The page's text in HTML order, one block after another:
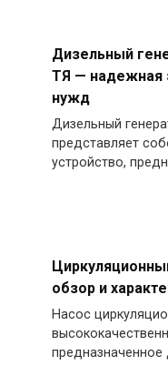
Дизельный
ТЯ — надежная
нужд
Дизельный
представляет
устройство,
обзор и
Насос
предназначенное